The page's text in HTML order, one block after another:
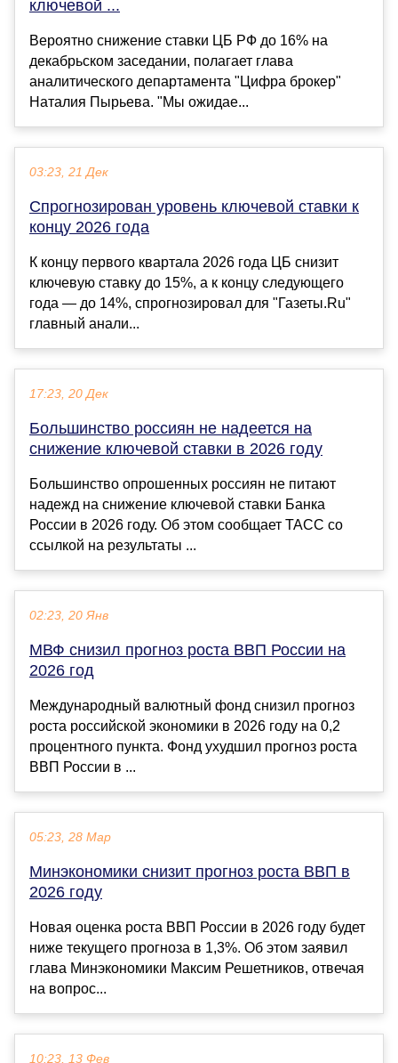
ключевой ...
Вероятно снижение ставки ЦБ РФ до 16% на
декабрьском заседании, полагает глава
аналитического департамента "Цифра брокер"
Наталия Пырьева. "Мы ожидае...
03:23, 21 Дек
Спрогнозирован уровень ключевой ставки к
концу 2026 года
К концу первого квартала 2026 года ЦБ снизит
ключевую ставку до 15%, а к концу следующего
года — до 14%, спрогнозировал для "Газеты.Ru"
главный анали...
17:23, 20 Дек
Большинство россиян не надеется на
снижение ключевой ставки в 2026 году
Большинство опрошенных россиян не питают
надежд на снижение ключевой ставки Банка
России в 2026 году. Об этом сообщает ТАСС со
ссылкой на результаты ...
02:23, 20 Янв
МВФ снизил прогноз роста ВВП России на
2026 год
Международный валютный фонд снизил прогноз
роста российской экономики в 2026 году на 0,2
процентного пункта. Фонд ухудшил прогноз роста
ВВП России в ...
05:23, 28 Мар
Минэкономики снизит прогноз роста ВВП в
2026 году
Новая оценка роста ВВП России в 2026 году будет
ниже текущего прогноза в 1,3%. Об этом заявил
глава Минэкономики Максим Решетников, отвечая
на вопрос...
10:23, 13 Фев